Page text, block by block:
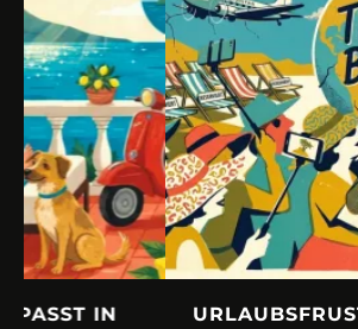
URLAUBSFRUST – IST